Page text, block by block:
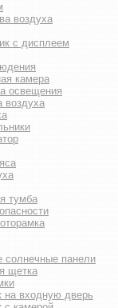
воздуха
с дисплеем
камера
освещения
воздуха
тумба
солнечные панели
щетка
на входную дверь